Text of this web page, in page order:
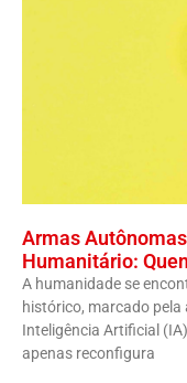
Armas
Humanitário:
A humanidade se
histórico, marcado
Inteligência Artificial
apenas reconfigura